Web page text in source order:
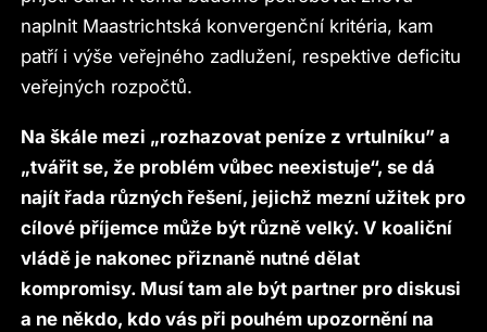
naplnit Maastrichtská konvergenční kritéria, kam
patří i výše veřejného zadlužení, respektive deficitu
veřejných rozpočtů.
Na škále mezi „rozhazovat peníze z vrtulníku” a
„tvářit se, že problém vůbec neexistuje“, se dá
najít řada různých řešení, jejichž mezní užitek pro
cílové příjemce může být různě velký. V koaliční
vládě je nakonec přiznaně nutné dělat
kompromisy. Musí tam ale být partner pro diskusi
a ne někdo, kdo vás při pouhém upozornění na